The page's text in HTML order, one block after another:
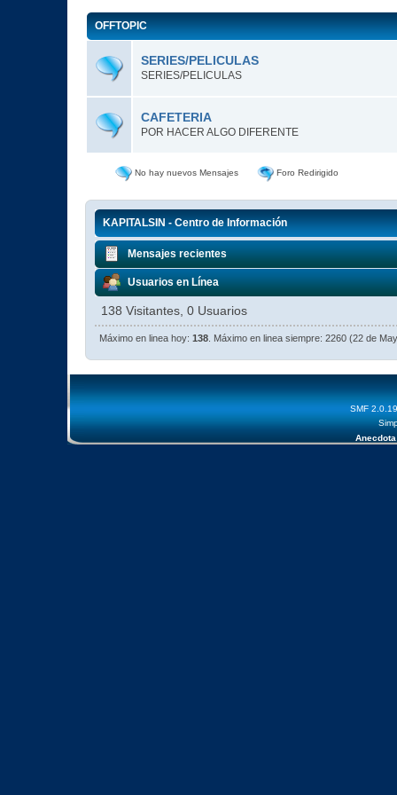
OFFTOPIC
SERIES/PELICULAS
SERIES/PELICULAS
CAFETERIA
POR HACER ALGO DIFERENTE
No hay nuevos Mensajes Foro Redirigido
KAPITALSIN - Centro de Información
Mensajes recientes
Usuarios en Línea
138 Visitantes, 0 Usuarios
Máximo en linea hoy:138 . Máximo en linea siempre: 2260 (22 de
SMF 2.0.19
Anecdota